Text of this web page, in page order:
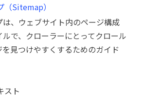
（Sitemap）
は、ウェブサイト内のページ構成
ルで、クローラーにとってクロール
見つけやすくするためのガイド
スト